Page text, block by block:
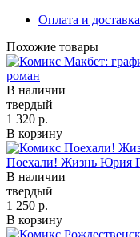
Оплата и доставка
Похожие товары
роман
В наличии
твердый
1 320 р.
В корзину
Поехали! Жизнь Юрия
В наличии
твердый
1 250 р.
В корзину